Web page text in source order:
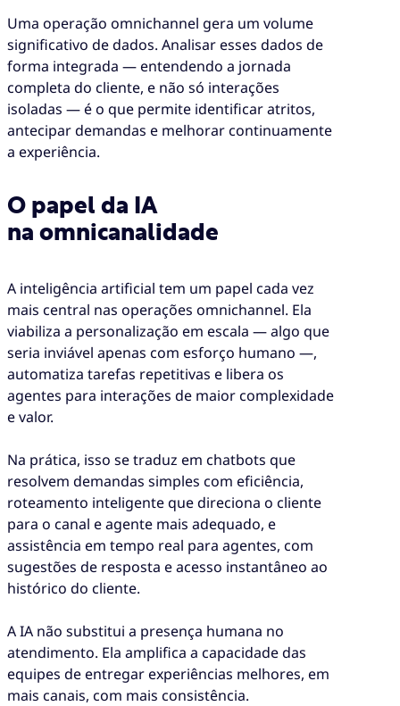
Uma operação omnichannel gera um volume
significativo de dados. Analisar esses dados de
forma integrada — entendendo a jornada
completa do cliente, e não só interações
isoladas — é o que permite identificar atritos,
antecipar demandas e melhorar continuamente
a experiência.
O papel da IA
na omnicanalidade
A inteligência artificial tem um papel cada vez
mais central nas operações omnichannel. Ela
viabiliza a personalização em escala — algo que
seria inviável apenas com esforço humano —,
automatiza tarefas repetitivas e libera os
agentes para interações de maior complexidade
e valor.
Na prática, isso se traduz em chatbots que
resolvem demandas simples com eficiência,
roteamento inteligente que direciona o cliente
para o canal e agente mais adequado, e
assistência em tempo real para agentes, com
sugestões de resposta e acesso instantâneo ao
histórico do cliente.
A IA não substitui a presença humana no
atendimento. Ela amplifica a capacidade das
equipes de entregar experiências melhores, em
mais canais, com mais consistência.